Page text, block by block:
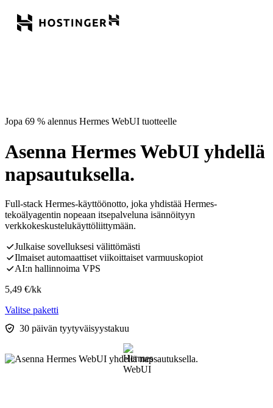
Jopa 69 % alennus Hermes WebUI tuotteelle
Asenna Hermes WebUI yhdellä
napsautuksella.
Full-stack Hermes-käyttöönotto, joka yhdistää Hermes-
tekoälyagentin nopeaan itsepalveluna isännöityyn
verkkokeskustelukäyttöliittymään.
Julkaise sovelluksesi välittömästi
Ilmaiset automaattiset viikoittaiset varmuuskopiot
AI:n hallinnoima VPS
5,49 €/kk
Valitse paketti
30 päivän tyytyväisyystakuu